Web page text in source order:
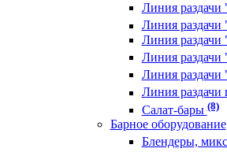
Линия
Линия
Линия раздачи
Линия
Линия
Линия раздачи
Салат-бары(8)
Барное оборудование
Блендеры,